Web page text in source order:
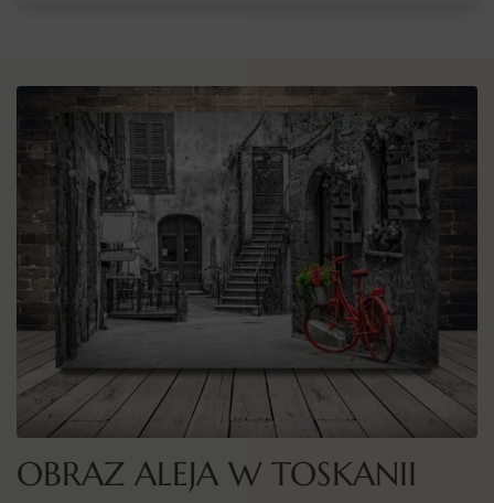
OBRAZ ALEJA W TOSKANII